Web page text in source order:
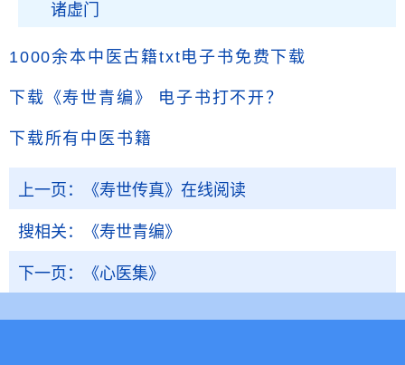
诸虚门
1000余本中医古籍txt电子书免费下载
下载《寿世青编》 电子书打不开？
下载所有中医书籍
上一页： 《寿世传真》在线阅读
搜相关： 《寿世青编》
下一页： 《心医集》